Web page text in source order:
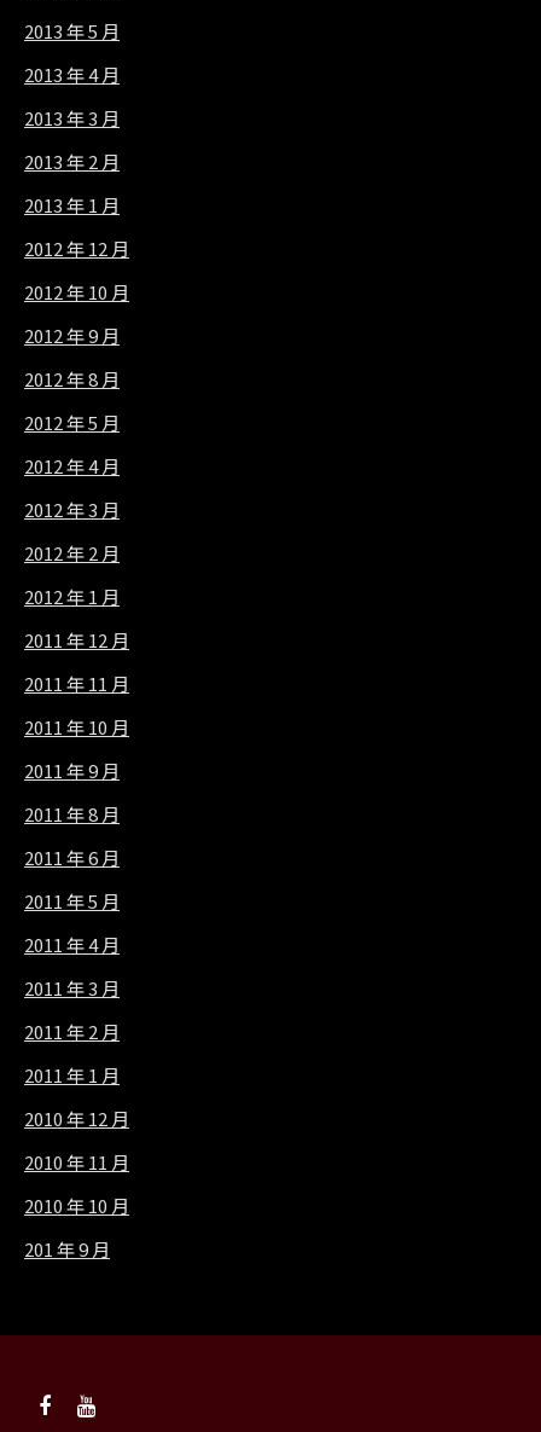
2013 年 5 月
2013 年 4 月
2013 年 3 月
2013 年 2 月
2013 年 1 月
2012 年 12 月
2012 年 10 月
2012 年 9 月
2012 年 8 月
2012 年 5 月
2012 年 4 月
2012 年 3 月
2012 年 2 月
2012 年 1 月
2011 年 12 月
2011 年 11 月
2011 年 10 月
2011 年 9 月
2011 年 8 月
2011 年 6 月
2011 年 5 月
2011 年 4 月
2011 年 3 月
2011 年 2 月
2011 年 1 月
2010 年 12 月
2010 年 11 月
2010 年 10 月
201 年 9 月